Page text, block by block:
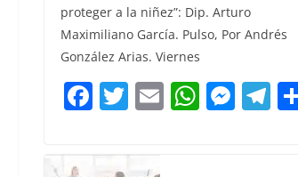
e
b
o
o
k
er l s
p
p
e
g
er
gr
m
proteger a la niñez”: Dip. Arturo
Maximiliano García. Pulso, Por Andrés
González Arias. Viernes
F
c
T
itt
E W M T